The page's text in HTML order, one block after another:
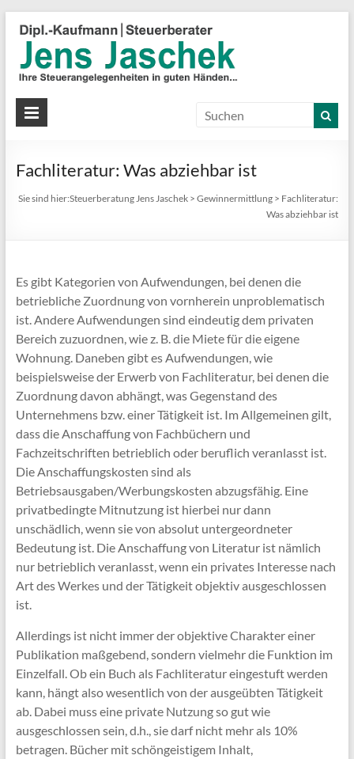
Fachliteratur: Was abziehbar ist
Sie sind hier:Steuerberatung Jens Jaschek >Gewinnermittlung > Fachliteratur:
Was abziehbar ist
Es gibt Kategorien von Aufwendungen, bei denen die
betriebliche Zuordnung von vornherein unproblematisch
ist. Andere Aufwendungen sind eindeutig dem privaten
Bereich zuzuordnen, wie z. B. die Miete für die eigene
Wohnung. Daneben gibt es Aufwendungen, wie
beispielsweise der Erwerb von Fachliteratur, bei denen die
Zuordnung davon abhängt, was Gegenstand des
Unternehmens bzw. einer Tätigkeit ist. Im Allgemeinen gilt,
dass die Anschaffung von Fachbüchern und
Fachzeitschriften betrieblich oder beruflich veranlasst ist.
Die Anschaffungskosten sind als
Betriebsausgaben/Werbungskosten abzugsfähig. Eine
privatbedingte Mitnutzung ist hierbei nur dann
unschädlich, wenn sie von absolut untergeordneter
Bedeutung ist. Die Anschaffung von Literatur ist nämlich
nur betrieblich veranlasst, wenn ein privates Interesse nach
Art des Werkes und der Tätigkeit objektiv ausgeschlossen
ist.
Allerdings ist nicht immer der objektive Charakter einer
Publikation maßgebend, sondern vielmehr die Funktion im
Einzelfall. Ob ein Buch als Fachliteratur eingestuft werden
kann, hängt also wesentlich von der ausgeübten Tätigkeit
ab. Dabei muss eine private Nutzung so gut wie
ausgeschlossen sein, d.h., sie darf nicht mehr als 10%
betragen. Bücher mit schöngeistigem Inhalt,